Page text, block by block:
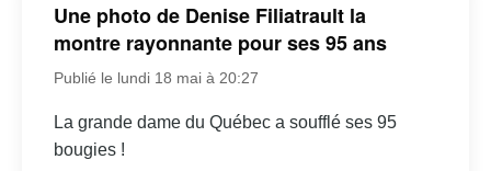
Une photo de Denise Filiatrault la
montre rayonnante pour ses 95 ans
Publié le lundi 18 mai à 20:27
La grande dame du Québec a soufflé ses 95
bougies !